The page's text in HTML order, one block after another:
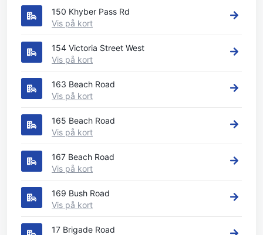
150 Khyber Pass Rd
Vis på kort
154 Victoria Street West
Vis på kort
163 Beach Road
Vis på kort
165 Beach Road
Vis på kort
167 Beach Road
Vis på kort
169 Bush Road
Vis på kort
17 Brigade Road